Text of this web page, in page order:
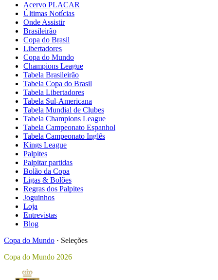
Acervo PLACAR
Últimas Notícias
Onde Assistir
Brasileirão
Copa do Brasil
Libertadores
Copa do Mundo
Champions League
Tabela Brasileirão
Tabela Copa do Brasil
Tabela Libertadores
Tabela Sul-Americana
Tabela Mundial de Clubes
Tabela Champions League
Tabela Campeonato Espanhol
Tabela Campeonato Inglês
Kings League
Palpites
Palpitar partidas
Bolão da Copa
Ligas & Bolões
Regras dos Palpites
Joguinhos
Loja
Entrevistas
Blog
Copa do Mundo · Seleções
Copa do Mundo 2026